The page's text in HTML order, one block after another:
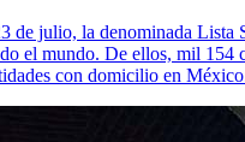
de julio, la denominada Lista
el mundo. De ellos, mil 154
con domicilio en